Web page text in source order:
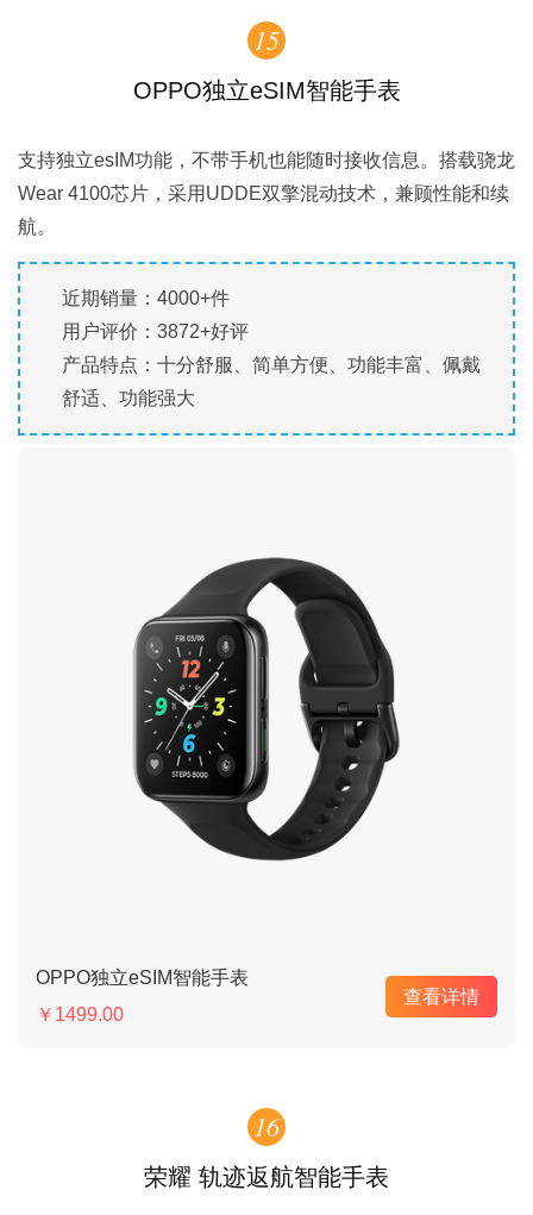
15
OPPO独立eSIM智能手表
支持独立esIM功能，不带手机也能随时接收信息。搭载骁龙
Wear 4100芯片，采用UDDE双擎混动技术，兼顾性能和续
航。
近期销量：4000+件
用户评价：3872+好评
产品特点：十分舒服、简单方便、功能丰富、佩戴
舒适、功能强大
OPPO独立eSIM智能手表
￥1499.00
查看详情
16
荣耀 轨迹返航智能手表